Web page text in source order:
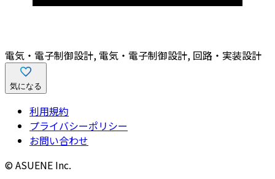
電気・電子制御設計, 電気・電子制御設計, 回路・実装設計
気になる
利用規約
プライバシーポリシー
お問い合わせ
© ASUENE Inc.